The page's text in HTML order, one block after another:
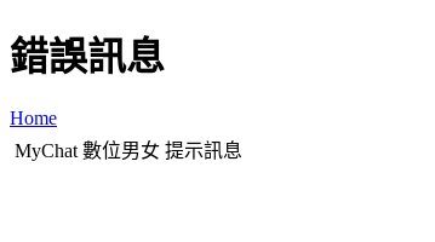
錯誤訊息
Home
MyChat 數位男女 提示訊息